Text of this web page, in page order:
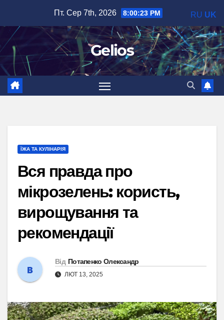
вмісту
Пт. Сер 7th, 2026 8:00:24 PM
Gelios
ЇЖА ТА КУЛІНАРІЯ
Вся правда про
мікрозелень: користь,
вирощування та
рекомендації
Від Потапенко Олександр
ЛЮТ 13, 2025
RU UK